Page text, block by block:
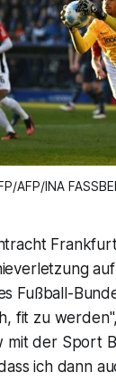
AFP/INA
Fußball-
fit zu
mit der Sport
ich dann